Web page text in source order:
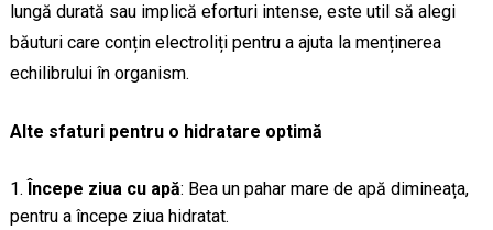
lungă durată sau implică eforturi intense, este util să alegi
băuturi care conțin electroliți pentru a ajuta la menținerea
echilibrului în organism.
Alte sfaturi pentru o hidratare optimă
Începe ziua cu apă: Bea un pahar mare de apă dimineața,
pentru a începe ziua hidratat.